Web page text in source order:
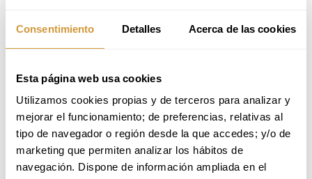
Consentimiento Detalles Acerca de las cookies
Esta página web usa cookies
Utilizamos cookies propias y de terceros para analizar y
mejorar el funcionamiento; de preferencias, relativas al
tipo de navegador o región desde la que accedes; y/o de
marketing que permiten analizar los hábitos de
navegación. Dispone de información ampliada en el
BIDERATUA / PROGRAMA
Mesedez, kontsula ezazu informazioa gaztelaniaz
EGUTEGIA